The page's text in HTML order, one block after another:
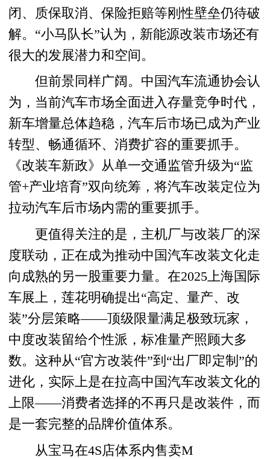
闭、质保取消、保险拒赔等刚性壁垒仍待破
解。“小马队长”认为，新能源改装市场还有
很大的发展潜力和空间。
但前景同样广阔。中国汽车流通协会认
为，当前汽车市场全面进入存量竞争时代，
新车增量总体趋稳，汽车后市场已成为产业
转型、畅通循环、消费扩容的重要抓手。
《改装车新政》从单一交通监管升级为“监
管+产业培育”双向统筹，将汽车改装定位为
拉动汽车后市场内需的重要抓手。
更值得关注的是，主机厂与改装厂的深
度联动，正在成为推动中国汽车改装文化走
向成熟的另一股重要力量。在2025上海国际
车展上，莲花明确提出“高定、量产、改
装”分层策略——顶级限量满足极致玩家，
中度改装留给个性派，标准量产照顾大多
数。这种从“官方改装件”到“出厂即定制”的
进化，实际上是在拉高中国汽车改装文化的
上限——消费者选择的不再只是改装件，而
是一套完整的品牌价值体系。
从宝马在4S店体系内售卖M